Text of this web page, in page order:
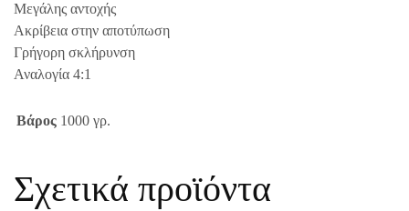
Μεγάλης αντοχής
Ακρίβεια στην αποτύπωση
Γρήγορη σκλήρυνση
Αναλογία 4:1
Βάρος 1000 γρ.
Σχετικά προϊόντα